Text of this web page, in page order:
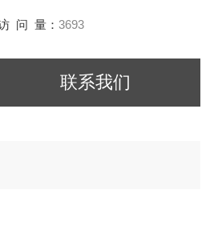
问 量： 3693
联系我们